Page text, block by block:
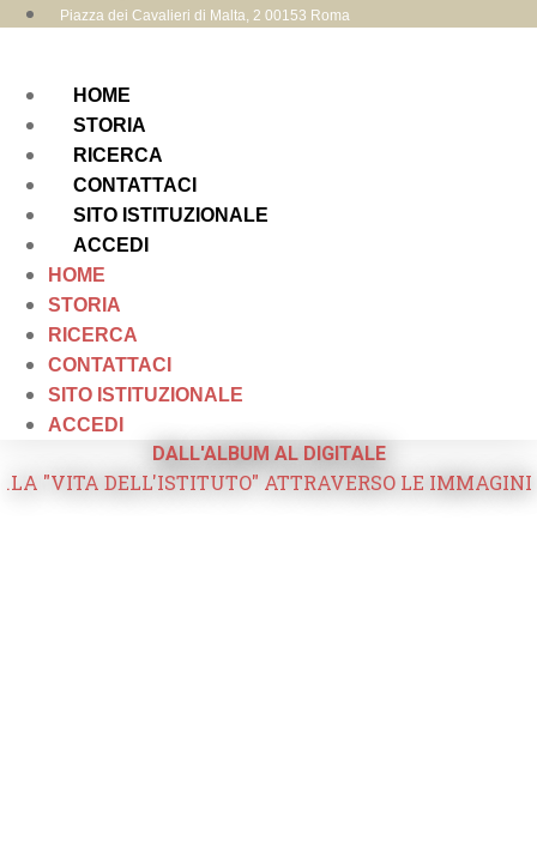
Piazza dei Cavalieri di Malta, 2 00153 Roma
HOME
STORIA
RICERCA
CONTATTACI
SITO ISTITUZIONALE
ACCEDI
HOME
STORIA
RICERCA
CONTATTACI
SITO ISTITUZIONALE
ACCEDI
DALL'ALBUM AL DIGITALE
.LA "VITA DELL'ISTITUTO" ATTRAVERSO LE IMMAGINI